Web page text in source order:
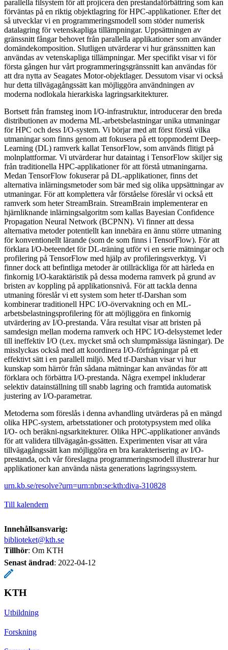
parallella filsystem för att projicera den prestandaförbättring som kan
förväntas på en riktig objektlagring för HPC-applikationer. Efter det
så utvecklar vi en programmeringsmodell som stöder numerisk
datalagring för vetenskapliga tillämpningar. Uppsättningen av
gränssnitt fångar behovet från parallella applikationer som använder
domändekomposition. Slutligen utvärderar vi hur gränssnitten kan
användas av vetenskapliga tillämpningar. Mer specifikt visar vi för
första gången hur vårt programmeringsgränssnitt kan användas för
att dra nytta av Seagates Motor-objektlager. Dessutom visar vi också
hur detta tillvägagångssätt kan möjliggöra användningen av
moderna nodlokala hierarkiska lagringsarkitekturer.
Bortsett från framsteg inom I/O-infrastruktur, introducerar den breda
distributionen av moderna ML-arbetsbelastningar unika utmaningar
för HPC och dess I/O-system. Vi börjar med att först förstå vilka
utmaningar som finns genom att fokusera på ett toppmodernt Deep-
Learning (DL) ramverk kallat TensorFlow, som används flitigt på
molnplattformar. Vi utvärderar hur dataintag i TensorFlow skiljer sig
från traditionella HPC-applikationer för att förstå utmaningarna.
Medan TensorFlow fokuserar på DL-applikationer, finns det
alternativa inlärningsmetoder som bär med sig olika uppsättningar av
utmaningar. För att komplettera vår förståelse föreslår vi också ett
ramverk som heter StreamBrain. StreamBrain implementerar en
hjärnliknande inlärningsalgoritm som kallas Bayesian Confidence
Propagation Neural Network (BCPNN). Vi finner att dessa
alternativa metoder potentiellt kan innebära en ännu större utmaning
för konventionellt lärande (som de som finns i TensorFlow). För att
förklara I/O-beteendet för DL-träning utför vi en serie mätningar och
profilering på TensorFlow med hjälp av profileringsverktyg. Vi
finner dock att befintliga metoder är otillräckliga för att härleda en
finkornig I/O-karaktäristik på dessa moderna ramverk på grund av
bristen av koppling på applikationsnivå. För att tackla denna
utmaning föreslår vi ett system som heter tf-Darshan som
kombinerar traditionell HPC I/O-övervakning och en ML-
arbetsbelastningsprofilering för att möjliggöra en finkornig
utvärdering av I/O-prestanda. Våra resultat visar att bristen på
samdesign mellan moderna ramverk och HPC I/O-delsystemet leder
till ineffektiv I/O (t.ex. mycket små och slumpmässiga läsningar). De
misslyckas också med att koordinera I/O-förfrågningar på ett
effektivt sätt i en parallell miljö. Med tf-Darshan visar vi hur
kunskap som härrör från sådana mätningar kan användas för att
förklara och förbättra I/O-prestanda. Några exempel inkluderar
selektiv datainställning till snabb lagring och framtida automatisk
justering av I/O-parametrar.
Metoderna som föreslås i denna avhandling utvärderas på en mängd
olika HPC-system, arbetsstationer och prototypsystem med olika
I/O- och beräkni-ngsarkitekturer. Olika HPC-applikationer används
för att validera tillvägagån-gssätten. Experimenten visar att våra
tillvägagångssätt kan möjliggöra en bra karakterisering av I/O-
prestanda, och vår föreslagna programmeringsmodell illustrerar hur
applikationer kan använda nästa generations lagringssystem.
urn.kb.se/resolve?urn=urn:nbn:se:kth:diva-310828
Till kalendern
Innehållsansvarig:
biblioteket@kth.se
Tillhör: Om KTH
Senast ändrad: 2022-04-12
KTH
Utbildning
Forskning